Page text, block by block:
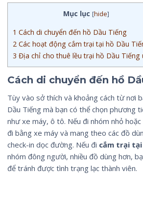
Mục lục [hide]
1 Cách di chuyển đến hồ Dầu Tiếng
2 Các hoạt động cắm trại tại hồ Dầu
3 Địa chỉ cho thuê lều trại hồ Dầu Tiếng
Cách di chuyển đến hồ
Tùy vào sở thích và khoảng cách từ nơi
Dầu Tiếng mà bạn có thể chọn phương
như xe máy, ô tô. Nếu đi nhóm nhỏ
đi bằng xe máy và mang theo các đồ
check-in dọc đường. Nếu đi cắm trại tại
nhóm đông người, nhiều đồ dùng hơn,
để tránh được tình trạng lạc thành viên.